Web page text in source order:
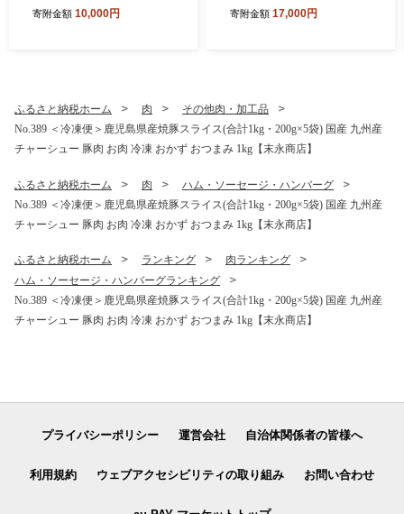
産 九州産 小分け お肉 牛丼
寄附金額 10,000円
あじ さば おかず おつまみ お
寄附金額 17,000円
ふるさと納税ホーム 肉
その他肉・加工品
No.389 ＜冷凍便＞鹿児島県産焼豚スライス(合計1kg・200g×5袋) 国産 九州産
チャーシュー 豚肉 お肉 冷凍 おかず おつまみ 1kg【末永商店】
ふるさと納税ホーム 肉
ハム・ソーセージ・ハンバーグ
No.389 ＜冷凍便＞鹿児島県産焼豚スライス(合計1kg・200g×5袋) 国産 九州産
チャーシュー 豚肉 お肉 冷凍 おかず おつまみ 1kg【末永商店】
ふるさと納税ホーム ランキング
肉ランキング
ハム・ソーセージ・ハンバーグランキング
No.389 ＜冷凍便＞鹿児島県産焼豚スライス(合計1kg・200g×5袋) 国産 九州産
チャーシュー 豚肉 お肉 冷凍 おかず おつまみ 1kg【末永商店】
プライバシーポリシー 運営会社 自治体関係者の皆様へ
利用規約 ウェブアクセシビリティの取り組み お問い合わせ